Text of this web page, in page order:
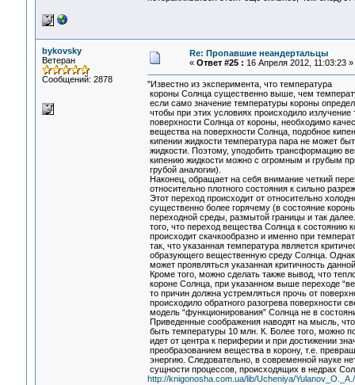
bykovsky
Ветеран
Сообщений: 2878
Re: Пропавшие неандертальцы
« Ответ #25 : 16 Апреля 2012, 11:03:23 »
"Известно из эксперимента, что температура
короны Солнца существенно выше, чем
если само значение температуры короны
чтобы при этих условиях происходило излучение
поверхности Солнца от короны, необходимо
вещества на поверхности Солнца, подобное
кипении жидкости температура пара не может
жидкости. Поэтому, уподобить трансформацию
кипению жидкости можно с огромным и грубым
грубой аналогии).
Наконец, обращает на себя внимание четкий
относительно плотного состояния к сильно
Этот переход происходит от относительно
существенно более горячему (в состояние
переходной среды, размытой границы и так
того, что переход вещества Солнца к состоянию
происходит скачкообразно и именно при
так, что указанная температура является
образующего вещественную среду Солнца.
может проявляться указанная критичность
Кроме того, можно сделать также вывод, что
короне Солнца, при указанном выше переходе
то причин должна устремляться прочь от
происходило обратного разогрева поверхности
модель “функционирования” Солнца не в
Приведенные соображения наводят на мысль,
быть температуры 10 млн. К. Более того, можно
идет от центра к периферии и при достижении
преобразованием вещества в корону, т.е.
энергию. Следовательно, в современной науке
сущности процессов, происходящих в недрах
http://knigonosha.com.ua/lib/Ucheniya/